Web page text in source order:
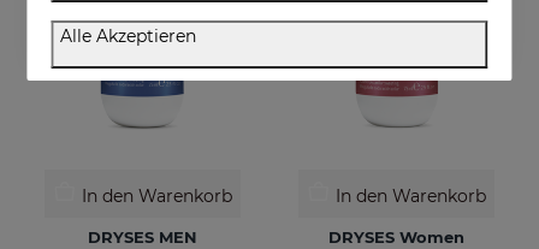
In den Warenkorb
DRYSES MEN
In den Warenkorb
DRYSES Women
Alle Akzeptieren